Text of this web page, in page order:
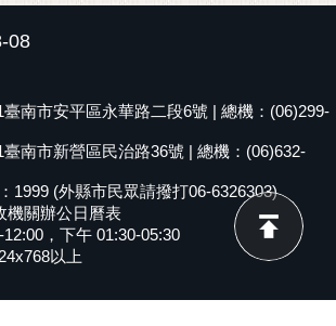
08
南市安平區永華路二段6號 | 總機：(06)299-
南市新營區民治路36號 | 總機：(06)632-
1999 (外縣市民眾請撥打06-6326303)
機關辦公日曆表
，下午 01:30-05:30
以上